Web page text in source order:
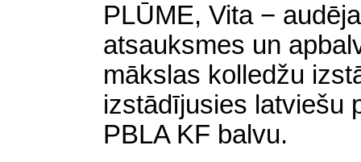
PLŪME, Vita −
atsauksmes un
mākslas kolledžu
izstādījusies latviešu
PBLA KF balvu.